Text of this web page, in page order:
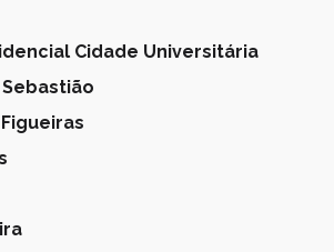
Cidade Universitária
Sebastião
Figueiras